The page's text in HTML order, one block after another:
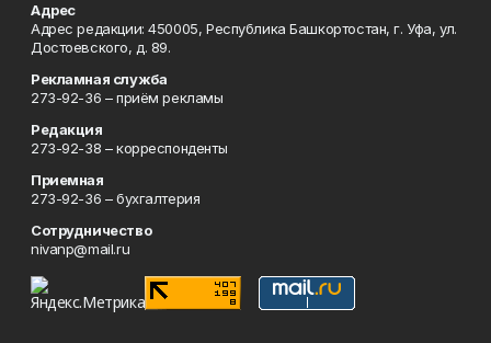
Адрес
Адрес редакции: 450005, Республика Башкортостан, г. Уфа, ул.
Достоевского, д. 89.
Рекламная служба
273-92-36 – приём рекламы
Редакция
273-92-38 – корреспонденты
Приемная
273-92-36 – бухгалтерия
Сотрудничество
nivanp@mail.ru